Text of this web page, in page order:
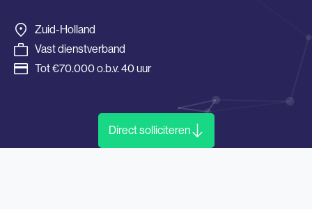
Zuid-Holland
Vast dienstverband
Tot €70.000 o.b.v. 40 uur
Direct solliciteren